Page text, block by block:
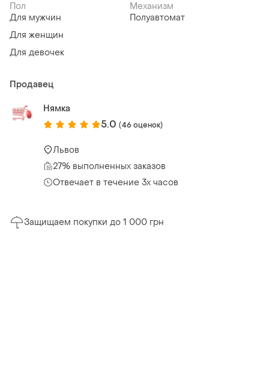
Пол
Для мужчин
Для женщин
Для девочек
Механизм
Полуавтомат
Продавец
Нямка
5.0 (46 оценок)
Львов
27% выполненных заказов
Отвечает в течение 3х часов
Защищаем покупки до 1 000 грн